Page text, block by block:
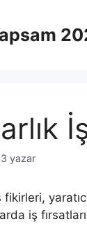
yazar
fikirleri,
iş